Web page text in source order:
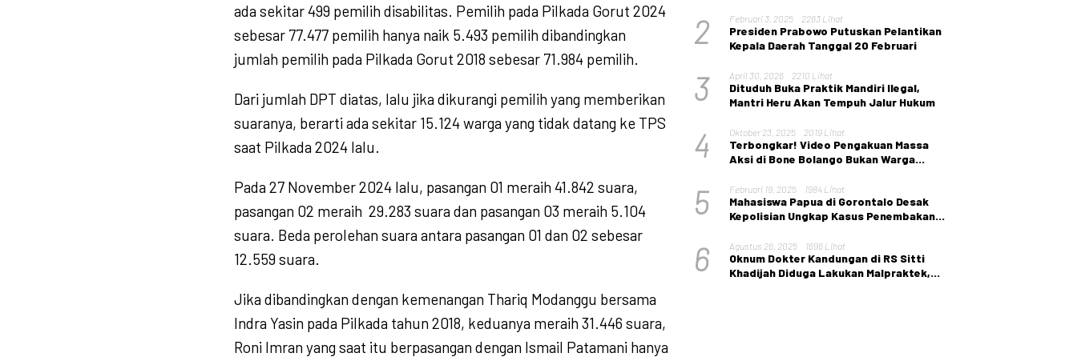
ada sekitar 499 pemilih disabilitas. Pemilih pada Pilkada Gorut 2024
sebesar 77.477 pemilih hanya naik 5.493 pemilih dibandingkan
jumlah pemilih pada Pilkada Gorut 2018 sebesar 71.984 pemilih.
Dari jumlah DPT diatas, lalu jika dikurangi pemilih yang memberikan
suaranya, berarti ada sekitar 15.124 warga yang tidak datang ke TPS
saat Pilkada 2024 lalu.
Pada 27 November 2024 lalu, pasangan 01 meraih 41.842 suara,
pasangan 02 meraih 29.283 suara dan pasangan 03 meraih 5.104
suara. Beda perolehan suara antara pasangan 01 dan 02 sebesar
12.559 suara.
Jika dibandingkan dengan kemenangan Thariq Modanggu bersama
Indra Yasin pada Pilkada tahun 2018, keduanya meraih 31.446 suara,
Roni Imran yang saat itu berpasangan dengan Ismail Patamani hanya
2 Februari 3, 2025 2263 Lihat
Presiden Prabowo Putuskan Pelantikan
Kepala Daerah Tanggal 20 Februari
3 April 30, 2026 2210 Lihat
Dituduh Buka Praktik Mandiri Ilegal,
Mantri Heru Akan Tempuh Jalur Hukum
4 Oktober 23, 2025 2019 Lihat
Terbongkar! Video Pengakuan Massa
Aksi di Bone Bolango Bukan Warga
5 Februari 19, 2025 1984 Lihat
Mahasiswa Papua di Gorontalo Desak
Kepolisian Ungkap Kasus Penembakan
6 Agustus 26, 2025 1696 Lihat
Oknum Dokter Kandungan di RS Sitti
Khadijah Diduga Lakukan Malpraktek,